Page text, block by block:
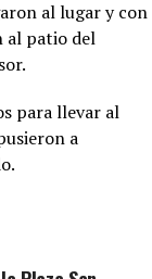
al lugar y con
al patio del
para llevar al
a